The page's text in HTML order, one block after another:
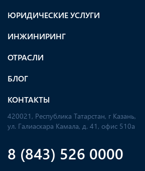
ЮРИДИЧЕСКИЕ УСЛУГИ
ИНЖИНИРИНГ
ОТРАСЛИ
БЛОГ
КОНТАКТЫ
420021, Республика Татарстан, г Казань,
ул. Галиаскара Камала, д. 41, офис 510а
8 (843) 526 0000